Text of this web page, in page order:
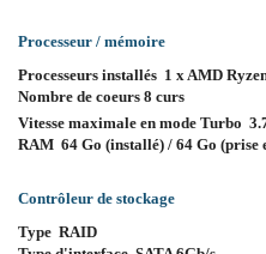
Processeur / mémoire
Processeurs installés 1 x AMD
Nombre de coeurs 8 curs
Vitesse maximale en mode Turbo
RAM 64 Go (installé) / 64 Go (prise
Contrôleur de stockage
Type RAID